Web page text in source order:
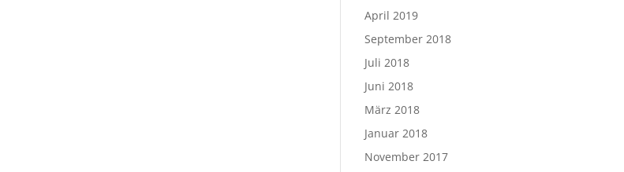
April 2019
September 2018
Juli 2018
Juni 2018
März 2018
Januar 2018
November 2017